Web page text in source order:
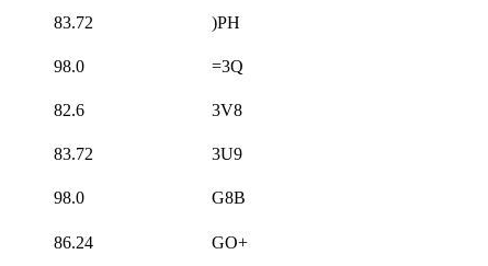
83.72 )PH
98.0 =3Q
82.6 3V8
83.72 3U9
98.0 G8B
86.24 GO+